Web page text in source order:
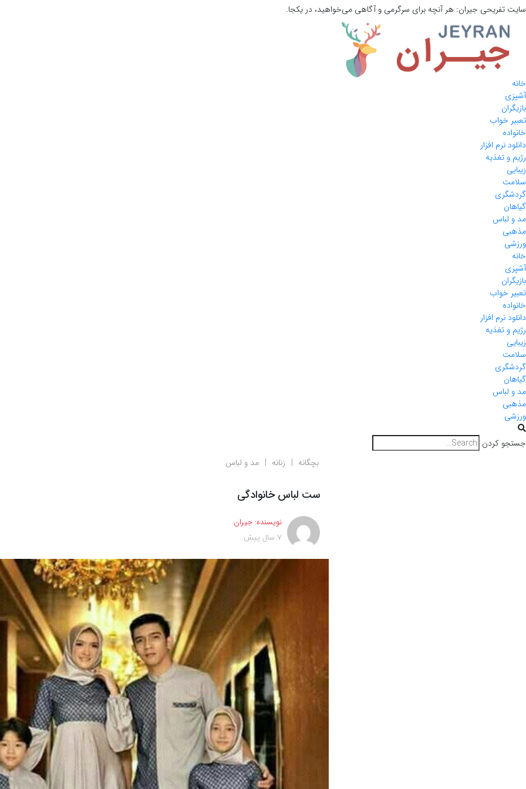
سایت تفریحی جیران: هر آنچه برای سرگرمی و آگاهی می‌خواهید، در یکجا.
خانه
آشپزی
بازیگران
تعبیر خواب
خانواده
دانلود نرم افزار
رژیم و تغذیه
زیبایی
سلامت
گردشگری
گیاهان
مد و لباس
مذهبی
ورزشی
خانه
آشپزی
بازیگران
تعبیر خواب
خانواده
دانلود نرم افزار
رژیم و تغذیه
زیبایی
سلامت
گردشگری
گیاهان
مد و لباس
مذهبی
ورزشی
جستجو کردن
بچگانه
زنانه مد و لباس
ست لباس خانوادگی
نویسنده: جیران
7 سال پیش